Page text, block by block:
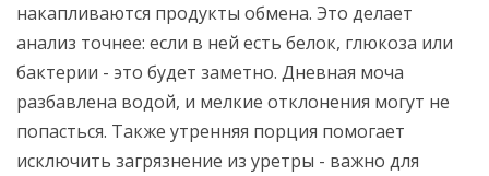
накапливаются продукты обмена. Это делает
анализ точнее: если в ней есть белок, глюкоза или
бактерии - это будет заметно. Дневная моча
разбавлена водой, и мелкие отклонения могут не
попасться. Также утренняя порция помогает
исключить загрязнение из уретры - важно для